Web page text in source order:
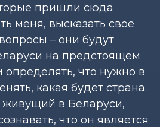
пришли сюда
меня, высказать свое
– они будут
на предстоящем
что нужно в
какая будет страна.
в Беларуси,
что он является